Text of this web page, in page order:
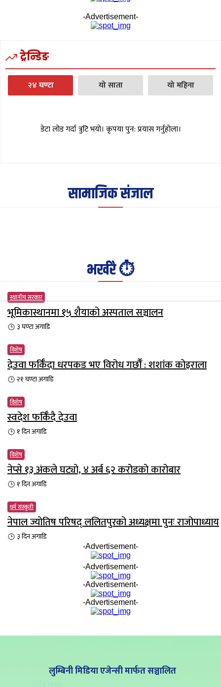
-Advertisement-
ट्रेन्डिङ
२४ घण्टा यो साता यो महिना
डेटा लोड गर्दा त्रुटि भयो। कृपया पुन: प्रयास गर्नुहोला।
सामाजिक संजाल
भर्खरै ⏱️
स्थानीय सरकार
भूमिकास्थानमा १५ शैयाको अस्पताल सञ्चालन
३ घण्टाअगाडि
विशेष
देउवा फर्किँदा धरपकड भए विरोध गर्छौँं : शशांक कोइराला
२१ घण्टाअगाडि
विशेष
स्वदेश फर्किँदै देउवा
१ दिनअगाडि
विशेष
नेप्से १३ अंकले घट्यो, ४ अर्ब ६२ करोडको कारोबार
१ दिनअगाडि
धर्म संस्कृती
नेपाल ज्योतिष परिषद् ललितपुरको अध्यक्षमा पुनः राजोपाध्याय
३ दिनअगाडि
-Advertisement-
-Advertisement-
-Advertisement-
-Advertisement-
लुम्बिनी मिडिया एजेन्सी मार्फत सञ्चालित